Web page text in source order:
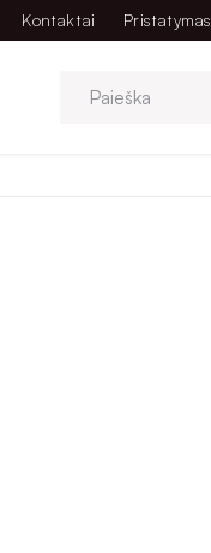
Kontaktai Pristatymas
Paieška